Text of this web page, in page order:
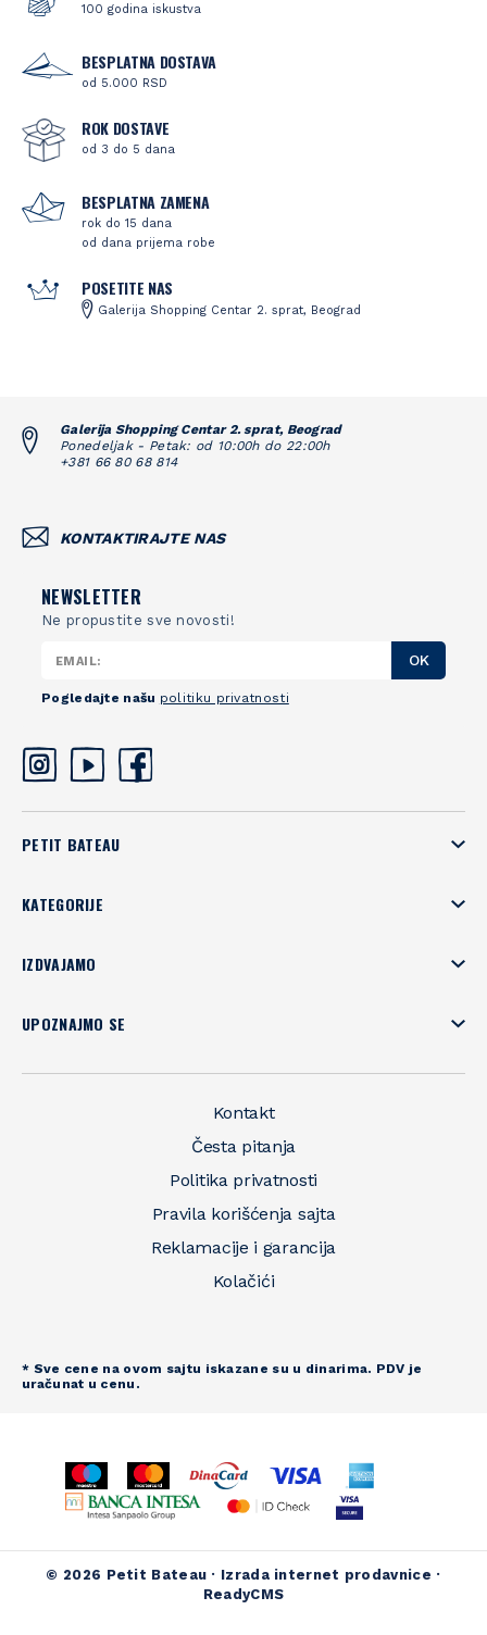
100 godina iskustva
BESPLATNA DOSTAVA
od 5.000 RSD
ROK DOSTAVE
od 3 do 5 dana
BESPLATNA ZAMENA
rok do 15 dana
od dana prijema robe
POSETITE NAS
Galerija Shopping Centar 2. sprat, Beograd
Galerija Shopping Centar 2. sprat, Beograd
Ponedeljak - Petak: od 10:00h do 22:00h
+381 66 80 68 814
KONTAKTIRAJTE NAS
NEWSLETTER
Ne propustite sve novosti!
OK
Pogledajte našu politiku privatnosti
PETIT BATEAU
KATEGORIJE
IZDVAJAMO
UPOZNAJMO SE
Kontakt
Česta pitanja
Politika privatnosti
Pravila korišćenja sajta
Reklamacije i garancija
Kolačići
* Sve cene na ovom sajtu iskazane su u dinarima. PDV je
uračunat u cenu.
© 2026 Petit Bateau · Izrada internet prodavnice ·
ReadyCMS